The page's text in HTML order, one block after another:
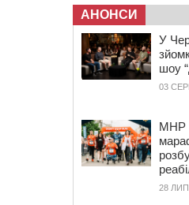
АНОНСИ
У
шоу
03
MHP
28